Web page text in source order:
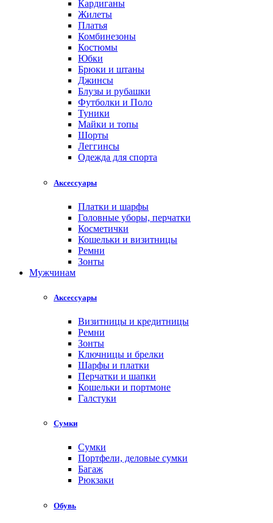
Кардиганы
Жилеты
Платья
Комбинезоны
Костюмы
Юбки
Брюки и штаны
Джинсы
Блузы и рубашки
Футболки и Поло
Туники
Майки и топы
Шорты
Леггинсы
Одежда для спорта
Аксессуары
Платки и шарфы
Головные уборы, перчатки
Косметички
Кошельки и визитницы
Ремни
Зонты
Мужчинам
Аксессуары
Визитницы и кредитницы
Ремни
Зонты
Ключницы и брелки
Шарфы и платки
Перчатки и шапки
Кошельки и портмоне
Галстуки
Сумки
Сумки
Портфели, деловые сумки
Багаж
Рюкзаки
Обувь